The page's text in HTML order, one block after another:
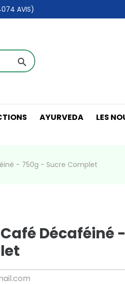
AVIS)
search
AYURVEDA LES
- 750g - Sucre Complet
Décaféiné